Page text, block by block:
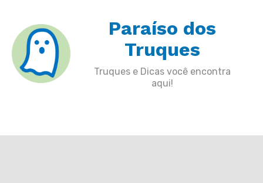
content
Paraíso dos
Truques
Truques e Dicas você encontra
aqui!